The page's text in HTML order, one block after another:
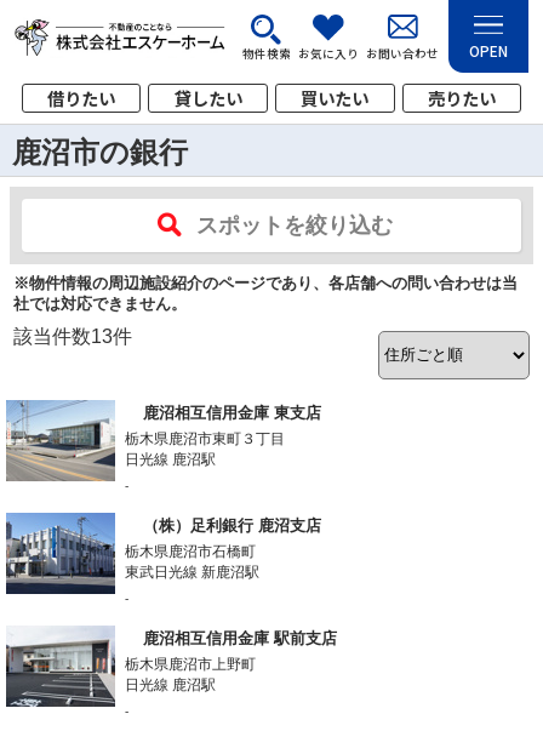
物件検索 お気に入り お問い合わせ OPEN
借りたい 貸したい 買いたい 売りたい
鹿沼市の銀行
スポットを絞り込む
※物件情報の周辺施設紹介のページであり、各店舗への問い合わせは当
社では対応できません。
該当件数13件
鹿沼相互信用金庫 東支店
栃木県鹿沼市東町３丁目
日光線 鹿沼駅
-
（株）足利銀行 鹿沼支店
栃木県鹿沼市石橋町
東武日光線 新鹿沼駅
-
鹿沼相互信用金庫 駅前支店
栃木県鹿沼市上野町
日光線 鹿沼駅
-